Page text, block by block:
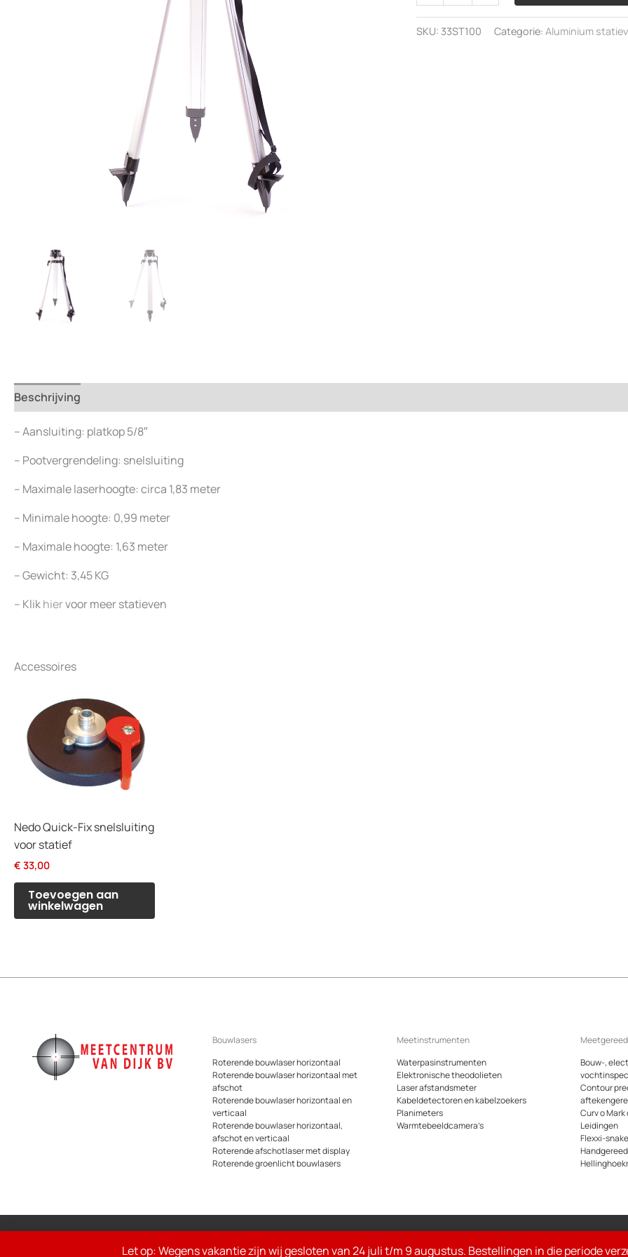
Let op: Wegens vakantie zijn wij gesloten van 24 juli t/m 9 augustus. Bestellingen in die periode
aluminium
statief
aantal
SKU: 33ST100 Categorie: Aluminium
Beschrijving
– Aansluiting: platkop 5/8″
– Pootvergrendeling: snelsluiting
– Maximale laserhoogte: circa 1,83 meter
– Minimale hoogte: 0,99 meter
– Maximale hoogte: 1,63 meter
– Gewicht: 3,45 KG
– Klikhiervoor meer statieven
Accessoires
Nedo Quick-Fix snelsluiting
voor statief
€ 33,00
Toevoegen aan
winkelwagen
Bouwlasers
Roterende bouwlaser horizontaal
Roterende bouwlaser horizontaal met
afschot
Roterende bouwlaser horizontaal en
verticaal
Roterende bouwlaser horizontaal,
afschot en verticaal
Roterende afschotlaser met display
Roterende groenlicht bouwlasers
Meetinstrumenten
Waterpasinstrumenten
Elektronische theodolieten
Laser afstandsmeter
Kabeldetectoren en kabelzoekers
Planimeters
Warmtebeeldcamera’s
Bouw-,
Contour
Curv o
Leidingen
Flexxi-